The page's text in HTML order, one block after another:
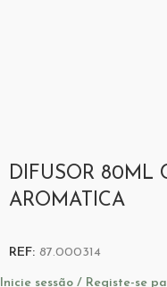
DIFUSOR 80ML
AROMATICA
REF: 87.000314
Inicie sessão / Registe-se